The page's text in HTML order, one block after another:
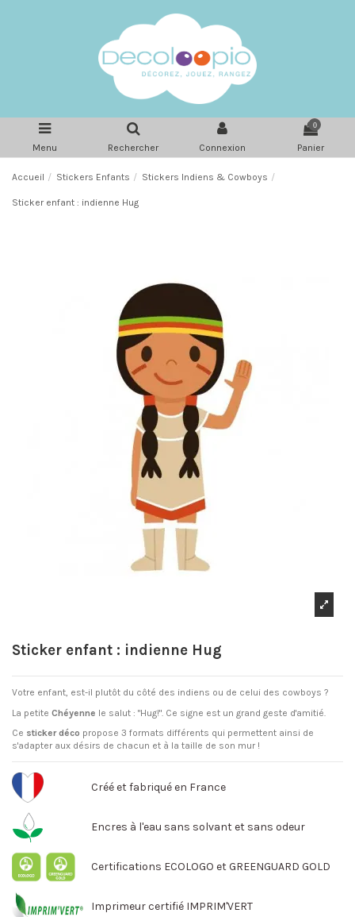
Menu Rechercher Connexion
0
Panier
Accueil Stickers Enfants Stickers Indiens & Cowboys
Sticker enfant : indienne Hug
Sticker enfant : indienne Hug
Votre enfant, est-il plutôt du côté des indiens ou de celui des cowboys ?
La petite Chéyenne le salut : "Hug!". Ce signe est un grand geste d'amitié.
Ce sticker déco propose 3 formats différents qui permettent ainsi de
s'adapter aux désirs de chacun et à la taille de son mur !
Créé et fabriqué en France
Encres à l'eau sans solvant et sans odeur
Certifications ECOLOGO et GREENGUARD GOLD
Imprimeur certifié IMPRIM'VERT